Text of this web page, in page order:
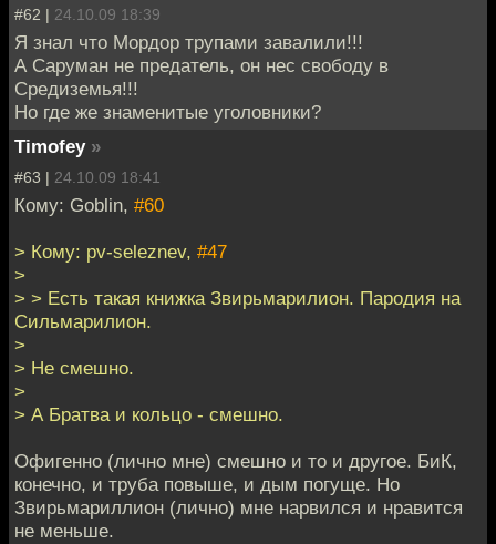
#62 | 24.10.09 18:39
Я знал что Мордор трупами завалили!!!
А Саруман не предатель, он нес свободу в
Средиземья!!!
Но где же знаменитые уголовники?
Timofey »
#63 | 24.10.09 18:41
Кому: Goblin, #60
> Кому: pv-seleznev, #47
>
> > Есть такая книжка Звирьмарилион. Пародия на
Сильмарилион.
>
> Не смешно.
>
> А Братва и кольцо - смешно.
Офигенно (лично мне) смешно и то и другое. БиК,
конечно, и труба повыше, и дым погуще. Но
Звирьмариллион (лично) мне нарвился и нравится
не меньше.